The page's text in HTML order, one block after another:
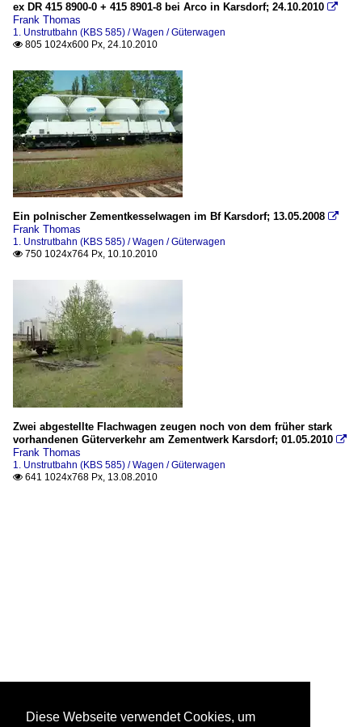
ex DR 415 8900-0 + 415 8901-8 bei Arco in Karsdorf; 24.10.2010 
Frank Thomas
1. Unstrutbahn (KBS 585) / Wagen / Güterwagen
 805 1024x600 Px, 24.10.2010
Ein polnischer Zementkesselwagen im Bf Karsdorf; 13.05.2008 
Frank Thomas
1. Unstrutbahn (KBS 585) / Wagen / Güterwagen
 750 1024x764 Px, 10.10.2010
Zwei abgestellte Flachwagen zeugen noch von dem früher stark
vorhandenen Güterverkehr am Zementwerk Karsdorf; 01.05.2010 
Frank Thomas
1. Unstrutbahn (KBS 585) / Wagen / Güterwagen
 641 1024x768 Px, 13.08.2010
Diese Webseite verwendet Cookies, um